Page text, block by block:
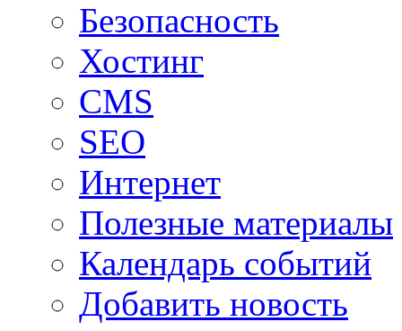
Безопасность
Хостинг
CMS
SEO
Интернет
Полезные материалы
Календарь событий
Добавить новость